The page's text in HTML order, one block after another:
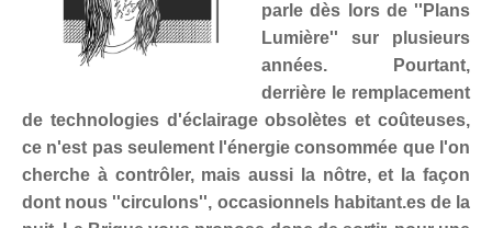
parle dès lors de ''Plans
Lumière'' sur plusieurs
années. Pourtant,
derrière le remplacement
de technologies d'éclairage obsolètes et coûteuses,
ce n'est pas seulement l'énergie consommée que l'on
cherche à contrôler, mais aussi la nôtre, et la façon
dont nous ''circulons'', occasionnels habitant.es de la